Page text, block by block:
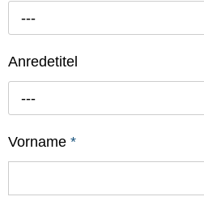
---
Anredetitel
---
Vorname *